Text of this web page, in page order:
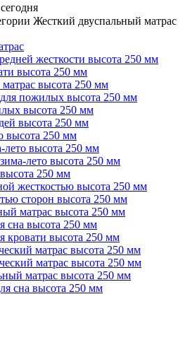
Жесткий двуспальный матрас
жесткости высота 250 мм
высота 250 мм
высота 250 мм
пожилых высота 250 мм
высота 250 мм
высота 250 мм
высота 250 мм
лето высота 250 мм
лето высота 250 мм
250 мм
жесткостью высота 250 мм
сторон высота 250 мм
матрас высота 250 мм
сна высота 250 мм
кровати высота 250 мм
матрас высота 250 мм
матрас высота 250 мм
матрас высота 250 мм
сна высота 250 мм